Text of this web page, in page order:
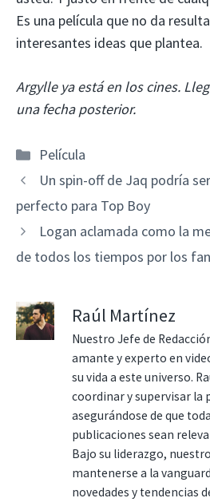
Es una película que no da
interesantes ideas que plantea.
Argylle ya está en los cines.
una fecha posterior.
Categorías
Película
Un spin-off de Jaq podría
perfecto para Top Boy
Logan aclamada como la
de todos los tiempos por los
Raúl Martínez
Nuestro Jefe de
amante y experto en
su vida a este universo.
coordinar y supervisar la
asegurándose de que
publicaciones sean
Bajo su liderazgo,
mantenerse a la
novedades y tendencias